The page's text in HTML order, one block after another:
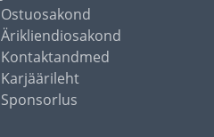
Ostuosakond
Ärikliendiosakond
Kontaktandmed
Karjäärileht
Sponsorlus